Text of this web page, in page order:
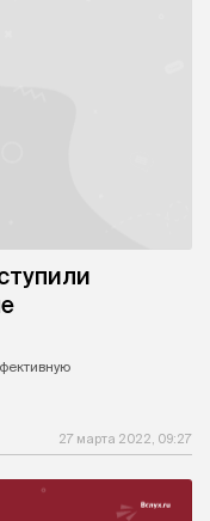
27 марта 2022, 09:27